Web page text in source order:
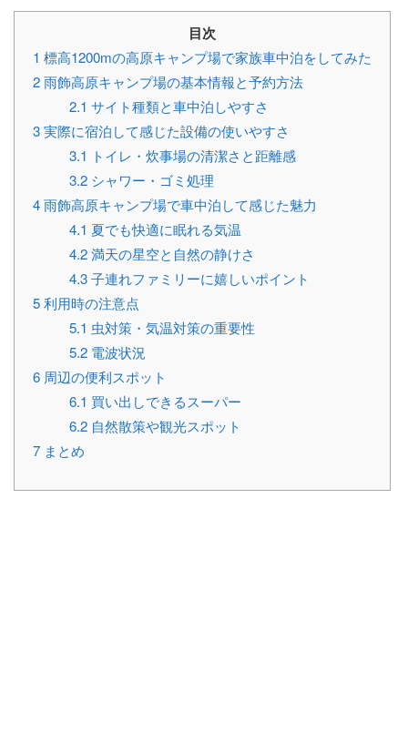
目次
1 標高1200mの高原キャンプ場で家族車中泊をしてみた
2雨飾高原キャンプ場の基本情報と予約方法
2.1 サイト種類と車中泊しやすさ
3実際に宿泊して感じた設備の使いやすさ
3.1 トイレ・炊事場の清潔さと距離感
3.2 シャワー・ゴミ処理
4雨飾高原キャンプ場で車中泊して感じた魅力
4.1 夏でも快適に眠れる気温
4.2満天の星空と自然の静けさ
4.3子連れファミリーに嬉しいポイント
5利用時の注意点
5.1 虫対策・気温対策の重要性
5.2 電波状況
6 周辺の便利スポット
6.1 買い出しできるスーパー
6.2 自然散策や観光スポット
7 まとめ